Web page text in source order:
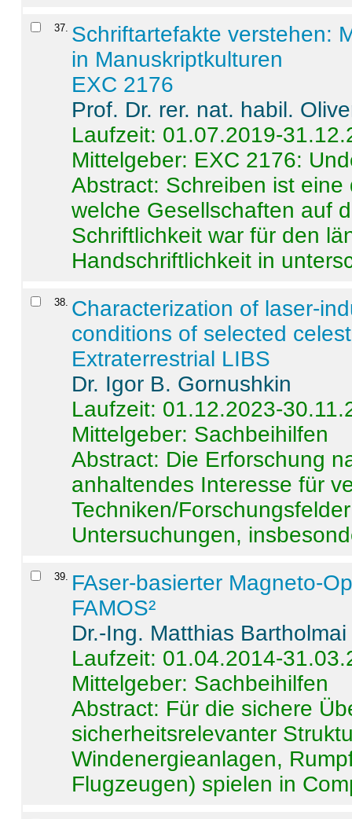
37. Schriftartefakte verstehen:
in Manuskriptkulturen
EXC 2176
Prof. Dr. rer. nat. habil.
Laufzeit: 01.07.2019-
Mittelgeber: EXC 2176:
Abstract: Schreiben ist
welche Gesellschaften auf
Schriftlichkeit war für den
Handschriftlichkeit in
38. Characterization of laser-
conditions of selected
Extraterrestrial LIBS
Dr. Igor B. Gornushkin
Laufzeit: 01.12.2023-
Mittelgeber: Sachbeihilfen
Abstract: Die Erforschung
anhaltendes Interesse für
Techniken/
Untersuchungen,
39. FAser-basierter Magneto-
FAMOS²
Dr.-Ing. Matthias Bartholmai
Laufzeit: 01.04.2014-
Mittelgeber: Sachbeihilfen
Abstract: Für die sichere
sicherheitsrelevanter
Windenergieanlagen,
Flugzeugen) spielen in